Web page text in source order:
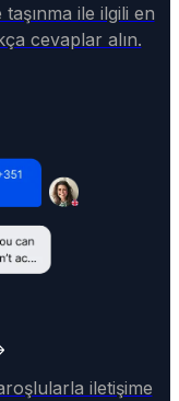
ile ilgili en
cevaplar alın.
iletişime